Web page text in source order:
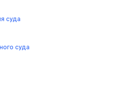
суда
суда